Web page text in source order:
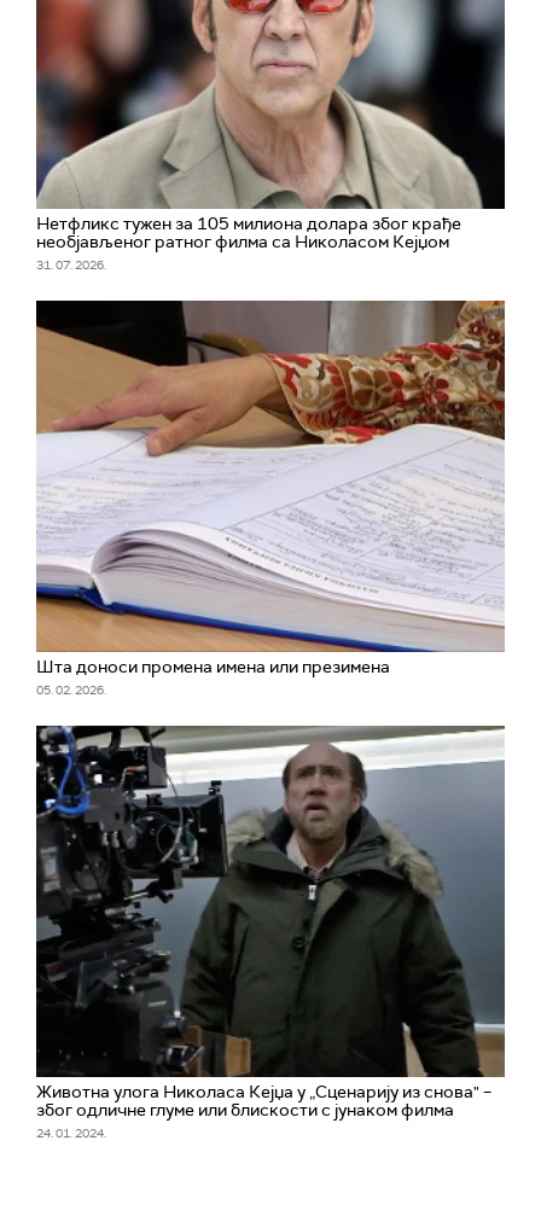
Нетфликс тужен за 105 милиона долара због крађе
необјављеног ратног филма са Николасом Кејџом
31. 07. 2026.
Шта доноси промена имена или презимена
05. 02. 2026.
Животна улога Николаса Кејџа у „Сценарију из снова" –
због одличне глуме или блискости с јунаком филма
24. 01. 2024.